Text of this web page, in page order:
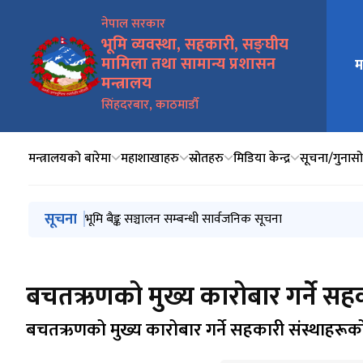
नेपाल सरकार
भूमि व्यवस्था, सहकारी, सङ्घीय
मामिला तथा सामान्य प्रशासन
मन्त्रालय
सिंहदरबार, काठमाडौँ
मुख्य
मन्त्रालयको बारेमा महाशाखाहरु स्रोतहरु मिडिया केन्द्र सूचना/
मुख्य नेभिगेसनमा जानुहोस्
सूचना २०८३ साल बैशाख १ गतेदेखि २०८३ साल असार मसान्तसम्म
भूमि बैङ्क सञ्चालन सम्बन्धी सार्वजनिक सूचना
गुठी संस्थानको प्रशासक पदका लागि व्यावसायिक कार्ययोजना
भूमि बैङ्क (स्थापना तथा सञ्चालन) कार्यविधि, २०८३
धनुषास्थित गुठी जग्गा संरक्षण सम्बन्धी प्रतिवेदन
बचतऋणको मुख्य कारोबार गर्ने
बचतऋणको मुख्य कारोबार गर्ने सहकारी